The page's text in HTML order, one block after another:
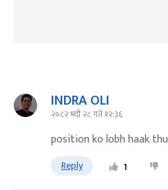
INDRA OLI
२०८२ भदौ २८ गते १२:३६
position ko lobh haak thu
Reply 1